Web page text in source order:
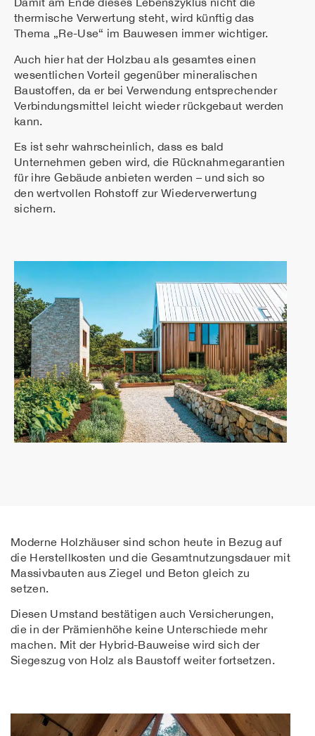
thermische Verwertung steht, wird künftig das
Thema „Re-Use“ im Bauwesen immer wichtiger.
Auch hier hat der Holzbau als gesamtes einen
wesentlichen Vorteil gegenüber mineralischen
Baustoffen, da er bei Verwendung entsprechender
Verbindungsmittel leicht wieder rückgebaut werden
kann.
Es ist sehr wahrscheinlich, dass es bald
Unternehmen geben wird, die Rücknahmegarantien
für ihre Gebäude anbieten werden – und sich so
den wertvollen Rohstoff zur Wiederverwertung
sichern.
Moderne Holzhäuser sind schon heute in Bezug auf
die Herstellkosten und die Gesamtnutzungsdauer mit
Massivbauten aus Ziegel und Beton gleich zu
setzen.
Diesen Umstand bestätigen auch Versicherungen,
die in der Prämienhöhe keine Unterschiede mehr
machen. Mit der Hybrid-Bauweise wird sich der
Siegeszug von Holz als Baustoff weiter fortsetzen.